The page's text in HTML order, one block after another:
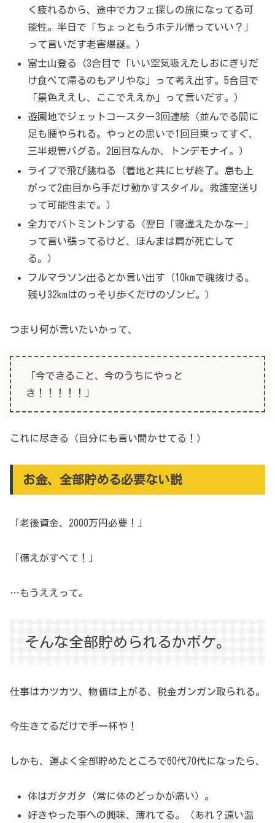
く疲れるから、途中でカフェ探しの旅になってる可
能性。半日で「ちょっともうホテル帰っていい？」
って言いだす老害爆誕。）
富士山登る（3合目で「いい空気吸えたしおにぎりだ
け食べて帰るのもアリやな」って考え出す。5合目で
「景色ええし、ここでええか」って言いだす。）
遊園地でジェットコースター3回連続（並んでる間に
足も腰やられる。やっとの思いで1回目乗ってすぐ、
三半規管バグる。2回目なんか、トンデモナイ。）
ライブで飛び跳ねる（着地と共にヒザ終了。息も上
がって2曲目から手だけ動かすスタイル。救護室送り
って可能性まで。）
全力でバトミントンする（翌日「寝違えたかなー」
って言い張ってるけど、ほんまは肩が死亡して
る。）
フルマラソン出るとか言い出す（10kmで魂抜ける。
残り32kmはのっそり歩くだけのゾンビ。）
つまり何が言いたいかって、
「今できること、今のうちにやっと
き！！！！！」
これに尽きる（自分にも言い聞かせてる！）
お金、全部貯める必要ない説
「老後資金、2000万円必要！」
「備えがすべて！」
…もうええって。
そんな全部貯められるかボケ。
仕事はカツカツ、物価は上がる、税金ガンガン取られる。
今生きてるだけで手一杯や！
しかも、運よく全部貯めたところで60代70代になったら、
体はガタガタ（常に体のどっかが痛い）。
好きやった事への興味、薄れてる。（あれ？遠い温